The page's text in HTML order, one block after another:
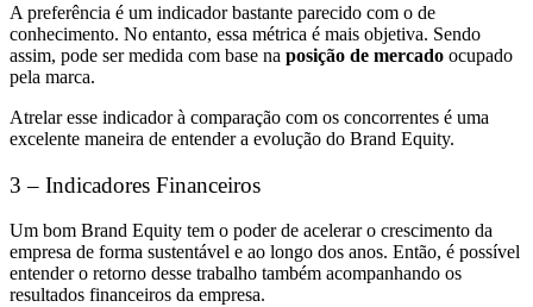
A preferência é um indicador bastante parecido com o de
conhecimento. No entanto, essa métrica é mais objetiva. Sendo
assim, pode ser medida com base na posição de mercado ocupado
pela marca.
Atrelar esse indicador à comparação com os concorrentes é uma
excelente maneira de entender a evolução do Brand Equity.
3 – Indicadores Financeiros
Um bom Brand Equity tem o poder de acelerar o crescimento da
empresa de forma sustentável e ao longo dos anos. Então, é possível
entender o retorno desse trabalho também acompanhando os
resultados financeiros da empresa.